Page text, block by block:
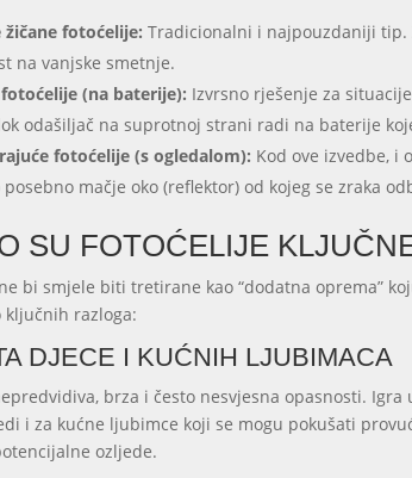
žičane fotoćelije: Tradicionalni i najpouzdaniji
na vanjske smetnje.
fotoćelije (na baterije): Izvrsno rješenje za
odašiljač na suprotnoj strani radi na baterije
fotoćelije (s ogledalom): Kod ove izvedbe,
posebno mačje oko (reflektor) od kojeg se zraka
SU FOTOĆELIJE
bi smjele biti tretirane kao “dodatna oprema”
ključnih razloga:
DJECE I KUĆNIH LJUBIMACA
brza i često nesvjesna opasnosti.
i za kućne ljubimce koji se mogu pokušati
ozljede.